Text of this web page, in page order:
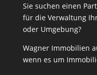
Sie suchen einen
für die Verwaltung
oder Umgebung?
Wagner Immobilien
wenn es um